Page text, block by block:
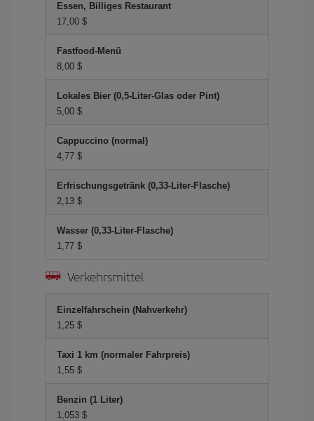
Essen, Billiges Restaurant
17,00 $
Fastfood-Menü
8,00 $
Lokales Bier (0,5-Liter-Glas oder Pint)
5,00 $
Cappuccino (normal)
4,77 $
Erfrischungsgetränk (0,33-Liter-Flasche)
2,13 $
Wasser (0,33-Liter-Flasche)
1,77 $
Verkehrsmittel
Einzelfahrschein (Nahverkehr)
1,25 $
Taxi 1 km (normaler Fahrpreis)
1,55 $
Benzin (1 Liter)
1,053 $